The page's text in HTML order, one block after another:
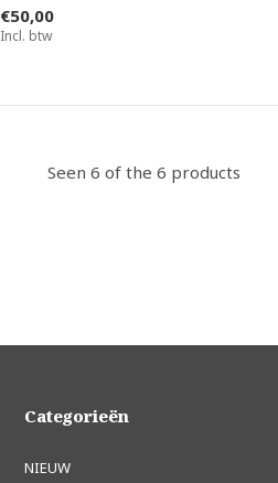
€50,00
Incl. btw
Seen 6 of the 6 products
Categorieën
NIEUW